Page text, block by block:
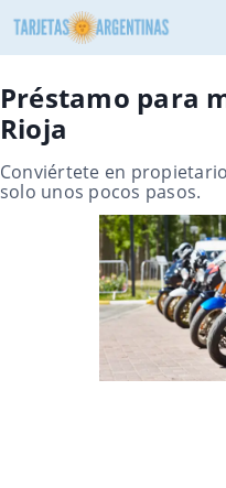
Préstamo para
Rioja
Conviértete en
solo unos pocos pasos.